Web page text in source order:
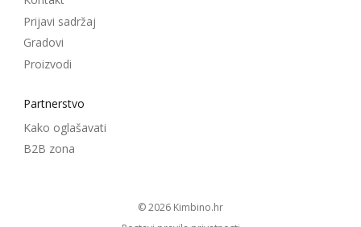
Prijavi sadržaj
Gradovi
Proizvodi
Partnerstvo
Kako oglašavati
B2B zona
© 2026
kimbino.hr